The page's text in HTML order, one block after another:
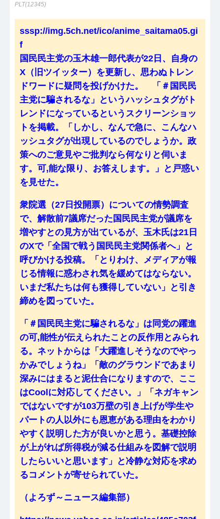
PLT(12345)
sssp://img.5ch.net/ico/anime_saitama05.gi
f
国民民主党の玉木雄一郎代表が22日、自身の
X（旧ツイッター）を更新し、思わぬトレン
ドワードに疑問を投げかけた。 「＃国民民
主党に騙されるな」というハッシュタグがト
レンドになっているというスクリーンショッ
トを掲載。「しかし、なんで急に、こんなハ
ッシュタグが出現しているのでしょうか。政
策へのご意見やご批判なら何なりと伺いま
す。可,能な限り、お答えします。」と戸惑い
を見せた。
衆院選（27日投開票）についての情勢調査
で、解散前7議席だった国民民主党が議席を
増やすとの見方が出ているが、玉木氏は21日
のXで「全国で戦う国民民主党関係者へ」と
呼びかける投稿。「とりわけ、メディアが報
じる情報に惑わされ気を緩めてはならない。
いまだ私たちは何も獲得していない」と引き
締めを図っていた。
「＃国民民主党に騙されるな」は同党の躍進
の可,能性が伝えられたことの反作用とみられ
る。ネットからは「大躍進しそうなのでやっ
かみでしょうね」「敵のグラウンドであまり
深みにはまると泥仕合になりますので、ここ
はCoolに対応してください。」「ネガキャン
ではないですが103万壁の引き上げが学生や
パートの人以外にも恩恵がある理由をわかり
やすく説明した方が良いかと思う。基礎控除
が上がれば所得税が減る仕組みを図解で説明
したらいいと思います」と冷静な対応を求め
るコメントが寄せられていた。
（よろず～ニュース編集部）